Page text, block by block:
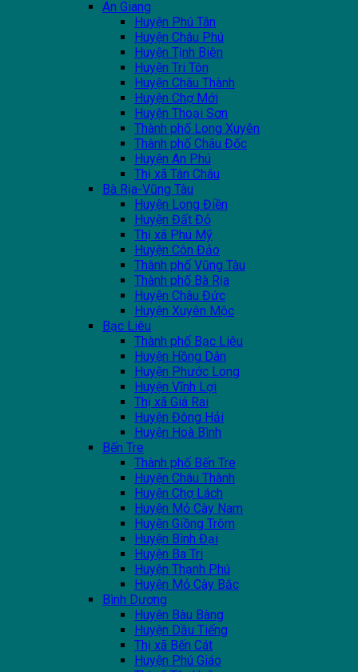
An Giang
Huyện Phú Tân
Huyện Châu Phú
Huyện Tịnh Biên
Huyện Tri Tôn
Huyện Châu Thành
Huyện Chợ Mới
Huyện Thoại Sơn
Thành phố Long Xuyên
Thành phố Châu Đốc
Huyện An Phú
Thị xã Tân Châu
Bà Rịa-Vũng Tàu
Huyện Long Điền
Huyện Đất Đỏ
Thị xã Phú Mỹ
Huyện Côn Đảo
Thành phố Vũng Tàu
Thành phố Bà Rịa
Huyện Châu Đức
Huyện Xuyên Mộc
Bạc Liêu
Thành phố Bạc Liêu
Huyện Hồng Dân
Huyện Phước Long
Huyện Vĩnh Lợi
Thị xã Giá Rai
Huyện Đông Hải
Huyện Hoà Bình
Bến Tre
Thành phố Bến Tre
Huyện Châu Thành
Huyện Chợ Lách
Huyện Mỏ Cày Nam
Huyện Giồng Trôm
Huyện Bình Đại
Huyện Ba Tri
Huyện Thạnh Phú
Huyện Mỏ Cày Bắc
Bình Dương
Huyện Bàu Bàng
Huyện Dầu Tiếng
Thị xã Bến Cát
Huyện Phú Giáo